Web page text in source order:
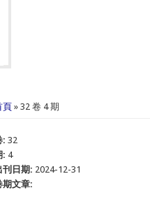
在這裡
頁 » 32 卷 4 期
:32
: 4
刊日期: 2024-12-31
期文章: